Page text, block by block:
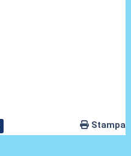
Stampa